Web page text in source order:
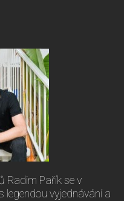
Radim Pařík se v
legendou vyjednávání a